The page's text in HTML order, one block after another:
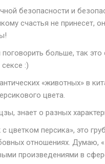
безопасности и
счастья не принесет,
больше, так
:)
«животных» в
цвета.
знает о разных
цветком персика», это
отношениях. Думаю,
произведениями в